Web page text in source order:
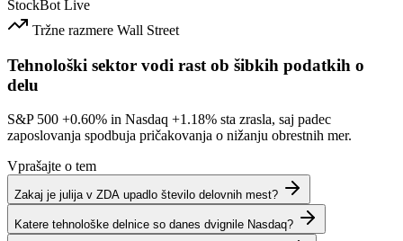
StockBot Live
Tržne razmere Wall Street
Tehnološki sektor vodi rast ob šibkih podatkih o
delu
S&P 500 +0.60% in Nasdaq +1.18% sta zrasla, saj padec
zaposlovanja spodbuja pričakovanja o nižanju obrestnih mer.
Vprašajte o tem
Zakaj je julija v ZDA upadlo število delovnih mest?
Katere tehnološke delnice so danes dvignile Nasdaq?